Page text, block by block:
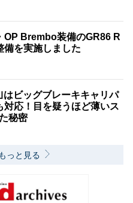
OP Brembo装備のGR86 R
備を実施しました
はビッグブレーキキャリパ
対応！目を疑うほど薄いス
秘密
っと見る